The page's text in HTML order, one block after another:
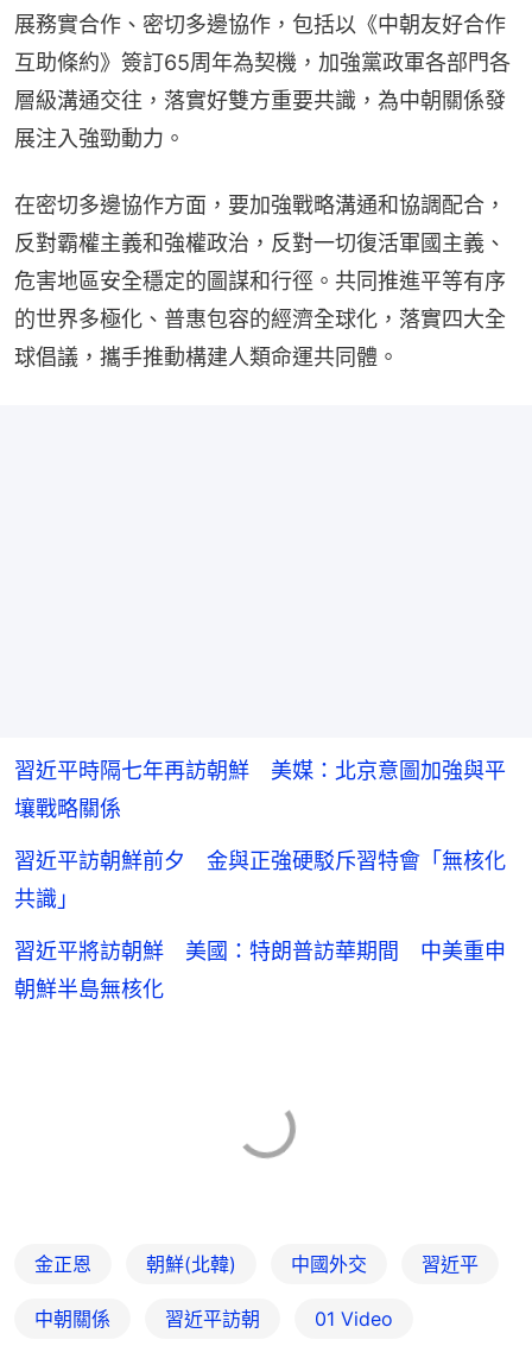
展務實合作、密切多邊協作，包括以《中朝友好合作
互助條約》簽訂65周年為契機，加強黨政軍各部門各
層級溝通交往，落實好雙方重要共識，為中朝關係發
展注入強勁動力。
在密切多邊協作方面，要加強戰略溝通和協調配合，
反對霸權主義和強權政治，反對一切復活軍國主義、
危害地區安全穩定的圖謀和行徑。共同推進平等有序
的世界多極化、普惠包容的經濟全球化，落實四大全
球倡議，攜手推動構建人類命運共同體。
習近平時隔七年再訪朝鮮 美媒：北京意圖加強與平
壤戰略關係
習近平訪朝鮮前夕 金與正強硬駁斥習特會「無核化
共識」
習近平將訪朝鮮 美國：特朗普訪華期間 中美重申
朝鮮半島無核化
金正恩 朝鮮(北韓) 中國外交 習近平
中朝關係 習近平訪朝 01 Video